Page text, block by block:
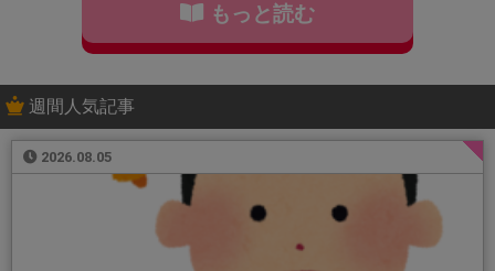
もっと読む
週間人気記事
2026.08.05